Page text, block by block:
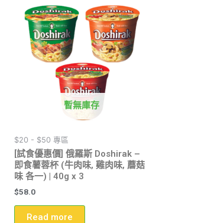
暫無庫存
$20 - $50 專區
[試食優惠價] 俄羅斯 Doshirak –
即食薯蓉杯 (牛肉味, 雞肉味, 蘑菇
味 各一) | 40g x 3
$58.0
Read more